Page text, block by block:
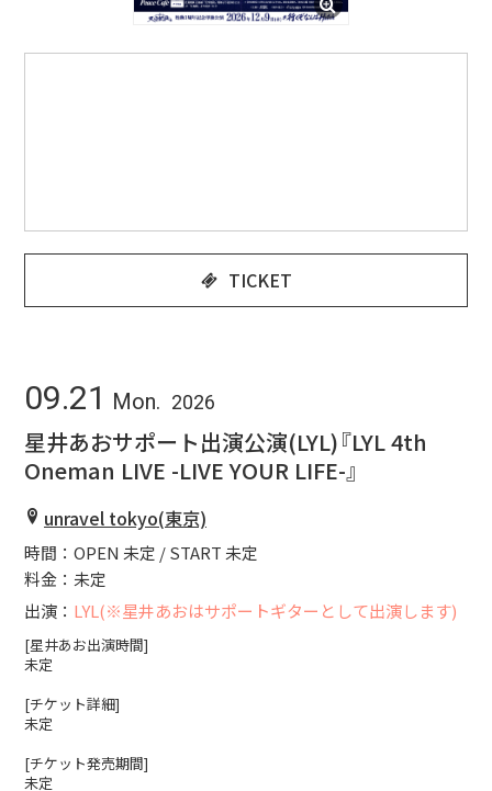
TICKET
09.21 Mon. 2026
星井あおサポート出演公演(LYL)『LYL 4th
Oneman LIVE -LIVE YOUR LIFE-』
unravel tokyo(東京)
時間：OPEN 未定 / START 未定
料金：未定
出演： LYL(※星井あおはサポートギターとして出演します)
[星井あお出演時間]
未定
[チケット詳細]
未定
[チケット発売期間]
未定